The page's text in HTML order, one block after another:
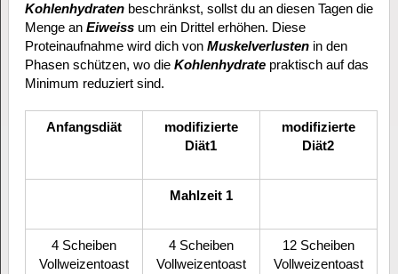
Kohlenhydratenbeschränkst, sollst du an diesen Tagen die
Menge an Eiweissum ein Drittel erhöhen. Diese
Proteinaufnahme wird dich von Muskelverlustenin den
Phasen schützen, wo die Kohlenhydratepraktisch auf das
Minimum reduziert sind.
Anfangsdiät
modifizierte
Diät1
modifizierte
Diät2
Mahlzeit 1
4 Scheiben
Vollweizentoast
4 Scheiben
Vollweizentoast
12 Scheiben
Vollweizentoast